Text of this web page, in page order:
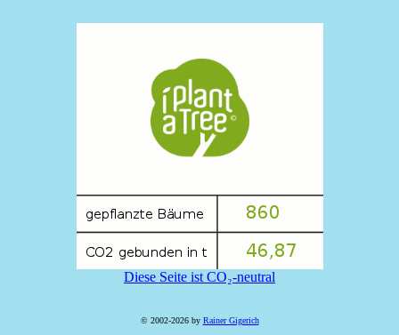
Diese Seite ist CO₂-neutral
© 2002-2026 by Rainer Gigerich